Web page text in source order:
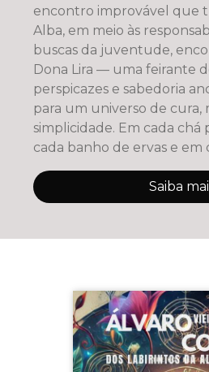
encontro improvável que
Alba, em meio às
buscas da juventude,
Dona Lira — uma feirante
perspicazes e sabedoria
para um universo de cura,
simplicidade. Em cada chá
cada banho de ervas e em
Saiba